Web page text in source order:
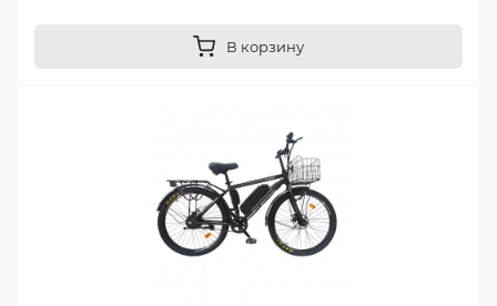
В корзину